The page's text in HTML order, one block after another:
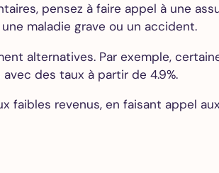
pensez à faire appel à une
maladie grave ou un accident.
alternatives. Par exemple,
des taux à partir de 4.9%.
revenus, en faisant appel aux